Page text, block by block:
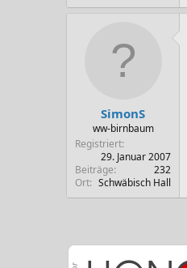
SimonS
ww-birnbaum
Registriert
29. Januar 2007
Beiträge
232
Ort
Schwäbisch Hall